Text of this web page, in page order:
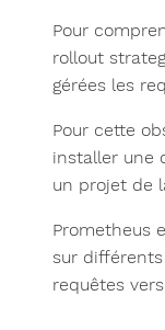
Pour
rollout
gérées les
Pour cette
installer une
un projet de
Prometheus
sur
requêtes